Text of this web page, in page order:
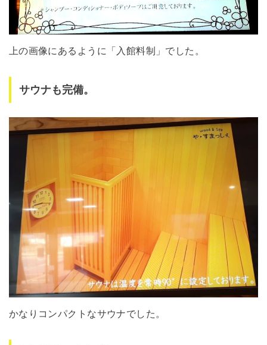
上の画像にあるように「入館料制」でした。
サウナも完備。
かなりコンパクトなサウナでした。